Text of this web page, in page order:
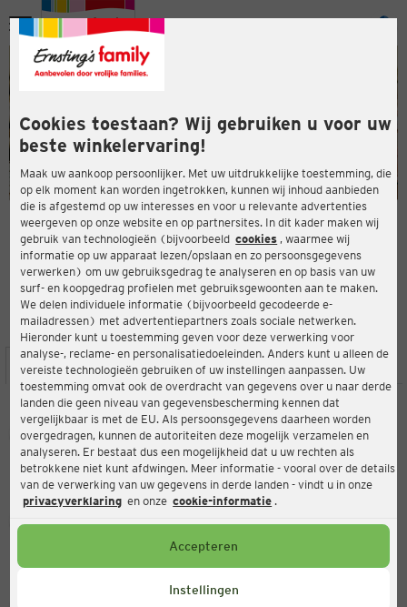
Cookies toestaan? Wij gebruiken u voor uw
beste winkelervaring!
Maak uw aankoop persoonlijker. Met uw uitdrukkelijke toestemming, die
op elk moment kan worden ingetrokken, kunnen wij inhoud aanbieden
die is afgestemd op uw interesses en voor u relevante advertenties
weergeven op onze website en op partnersites. In dit kader maken wij
gebruik van technologieën (bijvoorbeeld cookies , waarmee wij
informatie op uw apparaat lezen/opslaan en zo persoonsgegevens
verwerken) om uw gebruiksgedrag te analyseren en op basis van uw
surf- en koopgedrag profielen met gebruiksgewoonten aan te maken.
We delen individuele informatie (bijvoorbeeld gecodeerde e-
mailadressen) met advertentiepartners zoals sociale netwerken.
Hieronder kunt u toestemming geven voor deze verwerking voor
analyse-, reclame- en personalisatiedoeleinden. Anders kunt u alleen de
vereiste technologieën gebruiken of uw instellingen aanpassen. Uw
toestemming omvat ook de overdracht van gegevens over u naar derde
landen die geen niveau van gegevensbescherming kennen dat
vergelijkbaar is met de EU. Als persoonsgegevens daarheen worden
overgedragen, kunnen de autoriteiten deze mogelijk verzamelen en
analyseren. Er bestaat dus een mogelijkheid dat u uw rechten als
betrokkene niet kunt afdwingen. Meer informatie - vooral over de details
van de verwerking van uw gegevens in derde landen - vindt u in onze
privacyverklaring en onze cookie-informatie .
Accepteren
Instellingen
Menu
ERNSTING'S FAMILY-WINKEL
Am Markt 12
29451 Dannenberg
4,5
Beoordeling:
LOCATIE SERVICES ASSORTIMENT ACTIES
Ernsting's family
Am Markt 12, 29451 Dannenberg
Open
Openingstijden vandaag: